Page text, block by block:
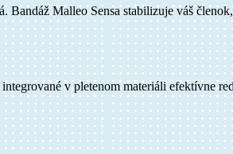
Malleo Sensa stabilizuje váš
v pletenom materiáli efektívne